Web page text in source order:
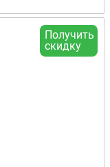
Получить
скидку